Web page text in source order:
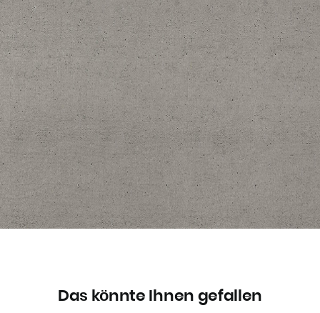
Das könnte Ihnen gefallen